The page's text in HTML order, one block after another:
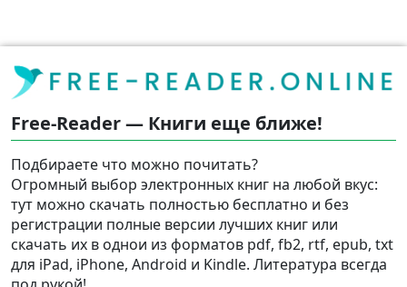
Free-Reader — Книги еще ближе!
Подбираете что можно почитать?
Огромный выбор электронных книг на любой вкус:
тут можно скачать полностью бесплатно и без
регистрации полные версии лучших книг или
скачать их в однои из форматов pdf, fb2, rtf, epub, txt
для iPad, iPhone, Android и Kindle. Литература всегда